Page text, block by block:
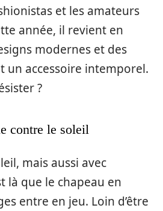
et les amateurs
année, il revient en
modernes et des
un accessoire intemporel.
?
contre le soleil
mais aussi avec
là que le chapeau en
entre en jeu. Loin d’être